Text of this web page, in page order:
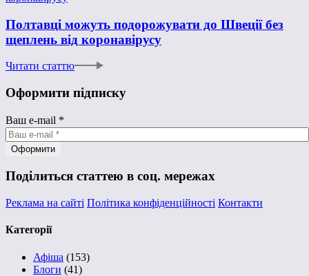
Полтавці можуть подорожувати до Швеції без
щеплень від коронавірусу
Читати статтю
Оформити підписку
Ваш e-mail *
Поділиться статтею в соц. мережах
Реклама на сайті Політика конфіденційності Контакти
Категорії
Афіша (153)
Блоги (41)